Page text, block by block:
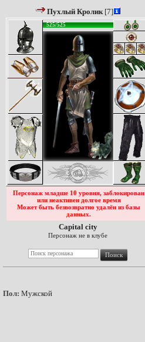
Пухлый Кролик[7]
525/525
Персонаж младше 10 уровня, заблокирован
или неактивен долгое время
Может быть безвозвратно удалён из базы
данных.
Capital city
Персонаж не в клубе
Пол: Мужской